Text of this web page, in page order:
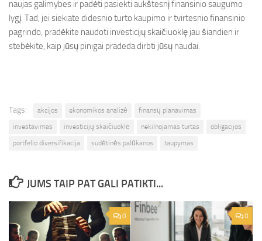
naujas galimybes ir padėti pasiekti aukštesnį finansinio saugumo
lygį. Tad, jei siekiate didesnio turto kaupimo ir tvirtesnio finansinio
pagrindo, pradėkite naudoti investicijų skaičiuoklę jau šiandien ir
stebėkite, kaip jūsų pinigai pradeda dirbti jūsų naudai.
Tags: akcijos ekonomikos analizė
finansų planavimas
investavimas
investicijų skaičiuoklė nekilnojamas turtas
obligacijos
portfelio diversifikacija
sudėtinės palūkanos taupymas
JUMS TAIP PAT GALI PATIKTI...
0 0